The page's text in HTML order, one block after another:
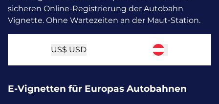
sicheren Online-Registrierung der Autobahn
Vignette. Ohne Wartezeiten an der Maut-Station.
US$ USD
E-Vignetten für Europas Autobahnen